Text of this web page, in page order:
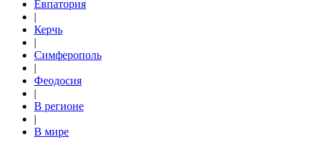
Евпатория
|
Керчь
|
Симферополь
|
Феодосия
|
В регионе
|
В мире